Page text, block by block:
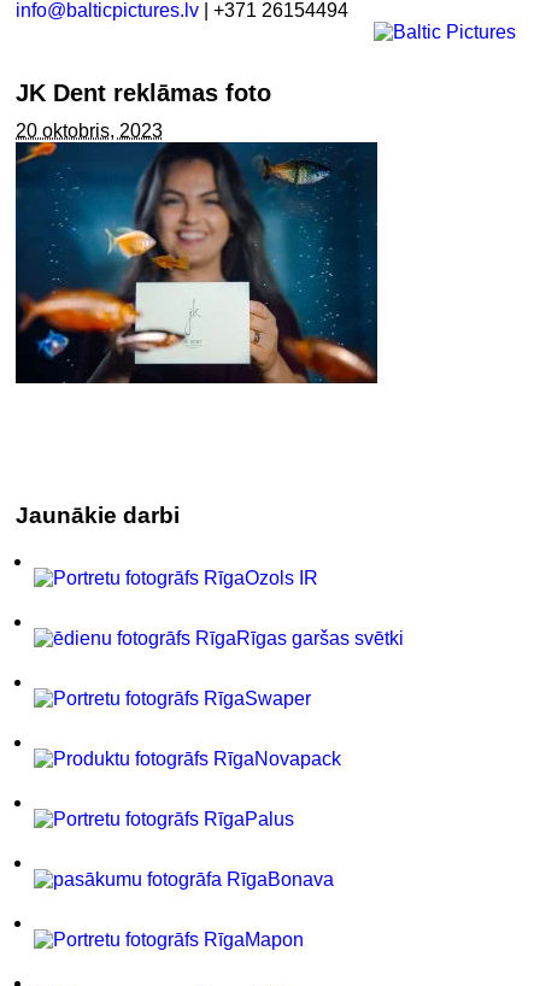
info@balticpictures.lv | +371 26154494
JK Dent reklāmas foto
20 oktobris, 2023
Jaunākie darbi
Ozols IR
Rīgas garšas svētki
Swaper
Novapack
Palus
Bonava
Mapon